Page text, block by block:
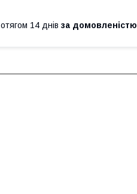
14 днів за домовленістю